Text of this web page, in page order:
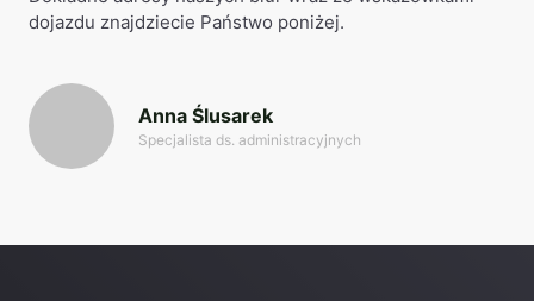
dojazdu znajdziecie Państwo poniżej.
Anna Ślusarek
Specjalista ds. administracyjnych